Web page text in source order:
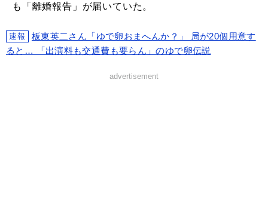
も「離婚報告」が届いていた。
速報
板東英二さん「ゆで卵おまへんか？」 局が20個用意す
ると… 「出演料も交通費も要らん」のゆで卵伝説
advertisement